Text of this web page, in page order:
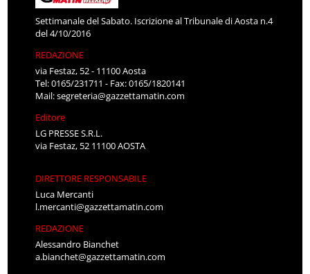
Settimanale del Sabato. Iscrizione al Tribunale di Aosta n.4
del 4/10/2016
REDAZIONE
via Festaz, 52 - 11100 Aosta
Tel: 0165/231711 - Fax: 0165/1820141
Mail:segreteria@gazzettamatin.com
Editore
LG PRESSE S.R.L.
via Festaz, 52 11100 AOSTA
DIRETTORE RESPONSABILE
Luca Mercanti
l.mercanti@gazzettamatin.com
REDAZIONE
Alessandro Bianchet
a.bianchet@gazzettamatin.com